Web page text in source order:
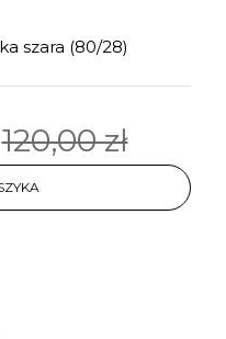
szara (80/28)
120,00 zł